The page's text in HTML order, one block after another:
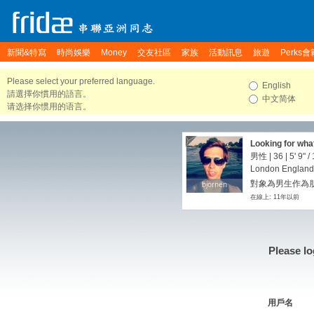
新聞&特寫 時尚娛樂 Money 交友社區 家族 活動訊息 旅遊 Perks會
Please select your preferred language.
請選擇你慣用的語言。
请选择你惯用的语言。
English
中文简体
bjornen
bjornen
Looking for
男性 | 36 | 5' 9" /
London
對象為男生作為
在線上: 11年以前
Please
用戶名